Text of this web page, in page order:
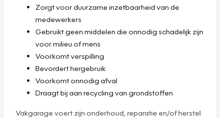
Zorgt voor duurzame inzetbaarheid van de
medewerkers
Gebruikt geen middelen die onnodig schadelijk zijn
voor milieu of mens
Voorkomt verspilling
Bevordert hergebruik
Voorkomt onnodig afval
Draagt bij aan recycling van grondstoffen
Vakgarage voert zijn onderhoud, reparatie en/of herstel